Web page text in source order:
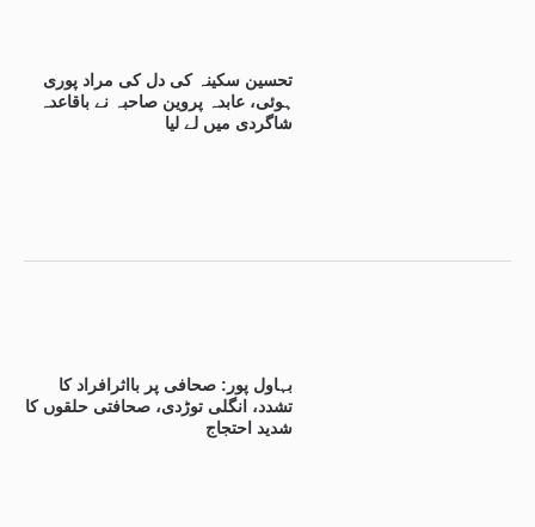
تحسین سکینہ کی دل کی مراد پوری
ہوئی، عابدہ پروین صاحبہ نے باقاعدہ
شاگردی میں لے لیا
بہاول پور: صحافی پر بااثرافراد کا
تشدد، انگلی توڑدی، صحافتی حلقوں کا
شدید احتجاج